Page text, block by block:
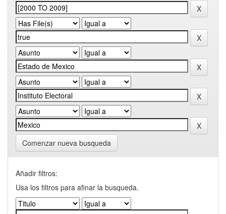
Comenzar nueva busqueda
Añadir filtros:
Usa los filtros para afinar la busqueda.